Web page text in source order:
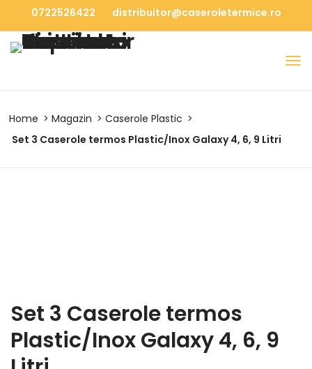
0722526422 distribuitor@caseroletermice.ro
Home Magazin
Caserole Plastic
Set 3 Caserole termos Plastic/Inox Galaxy 4, 6, 9 Litri
Set 3 Caserole termos
Plastic/Inox Galaxy 4, 6, 9